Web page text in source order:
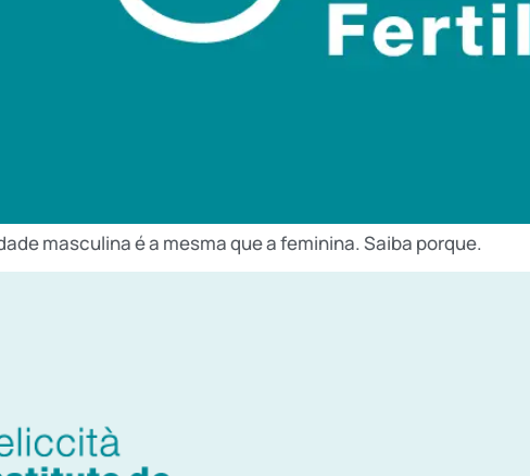
masculina é a mesma que a feminina. Saiba porque.